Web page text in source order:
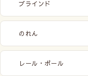
ブラインド
のれん
レール・ポール